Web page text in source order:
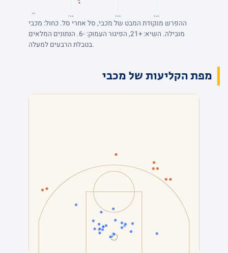
-25
-6
רבע 2 רבע 3 רבע 4
ההפרש מנקודת המבט של מכבי, סל אחרי סל. כחול: מכבי
מובילה. השיא: +21, הפיגור העמוק: -6. הנתונים המלאים
בטבלת הרבעים למעלה.
מפת הקליעות של מכבי